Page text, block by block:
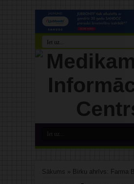
Sākums » Birku ahrīvs: Farma